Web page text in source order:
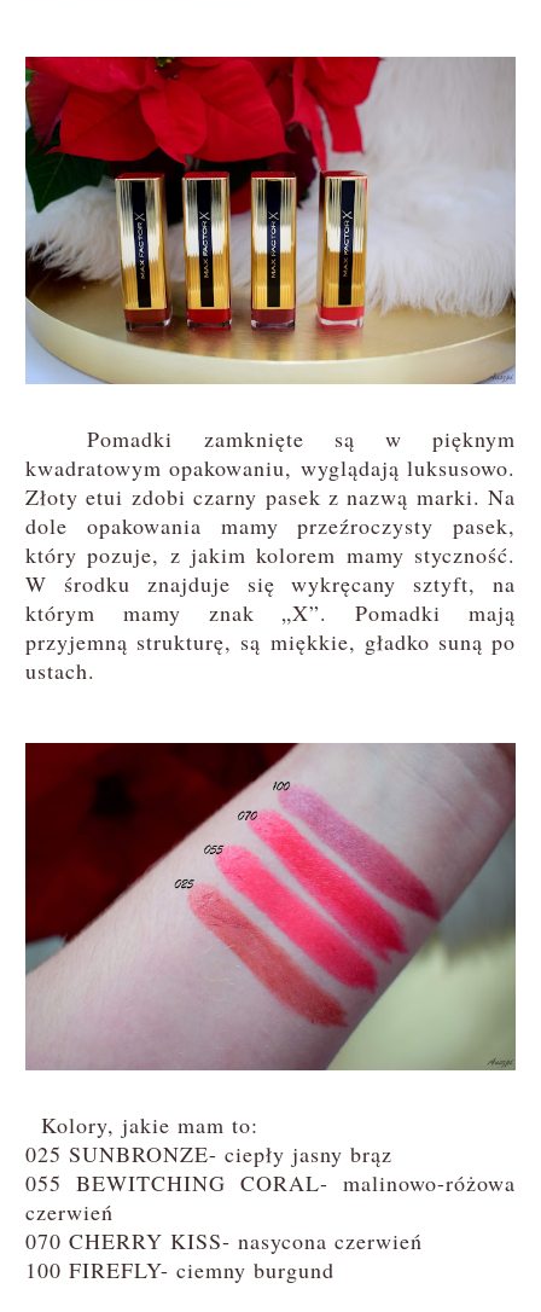
Pomadki zamknięte są w pięknym
kwadratowym opakowaniu, wyglądają luksusowo.
Złoty etui zdobi czarny pasek z nazwą marki. Na
dole opakowania mamy przeźroczysty pasek,
który pozuje, z jakim kolorem mamy styczność.
W środku znajduje się wykręcany sztyft, na
którym mamy znak „X”. Pomadki mają
przyjemną strukturę, są miękkie, gładko suną po
ustach.
Kolory, jakie mam to:
025 SUNBRONZE- ciepły jasny brąz
055 BEWITCHING CORAL- malinowo-różowa
czerwień
070 CHERRY KISS- nasycona czerwień
100 FIREFLY- ciemny burgund